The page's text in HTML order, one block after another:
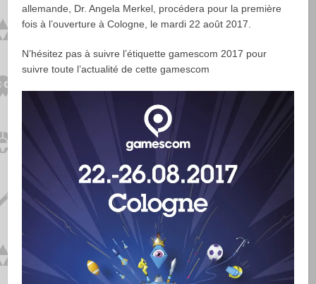
allemande, Dr. Angela Merkel, procédera pour la première
fois à l’ouverture à Cologne, le mardi 22 août 2017.
N’hésitez pas à suivre l’étiquette gamescom 2017 pour
suivre toute l’actualité de cette gamescom